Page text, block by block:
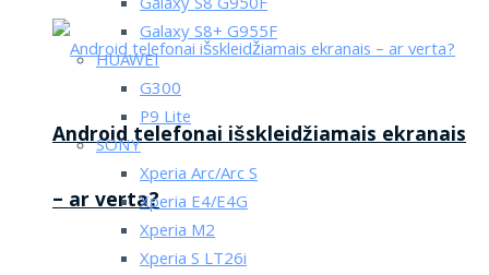
Android telefonai išskleidžiamais ekranais
– ar verta?
Galaxy S8+ G955F
HUAWEI
G300
P9 Lite
SONY
Xperia Arc/Arc S
Xperia E4/E4G
Xperia M2
Xperia S LT26i